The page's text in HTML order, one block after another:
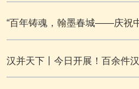
“百年铸魂，翰墨春城——庆祝
汉并天下丨今日开展！百余件